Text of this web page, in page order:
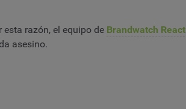
esta razón, el equipo de Brandwatch React
asesino.